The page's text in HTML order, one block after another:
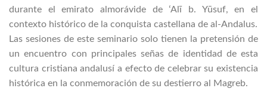
durante el emirato almorávide de ʻAlī b. Yūsuf, en el
contexto histórico de la conquista castellana de al-Andalus.
Las sesiones de este seminario solo tienen la pretensión de
un encuentro con principales señas de identidad de esta
cultura cristiana andalusí a efecto de celebrar su existencia
histórica en la conmemoración de su destierro al Magreb.